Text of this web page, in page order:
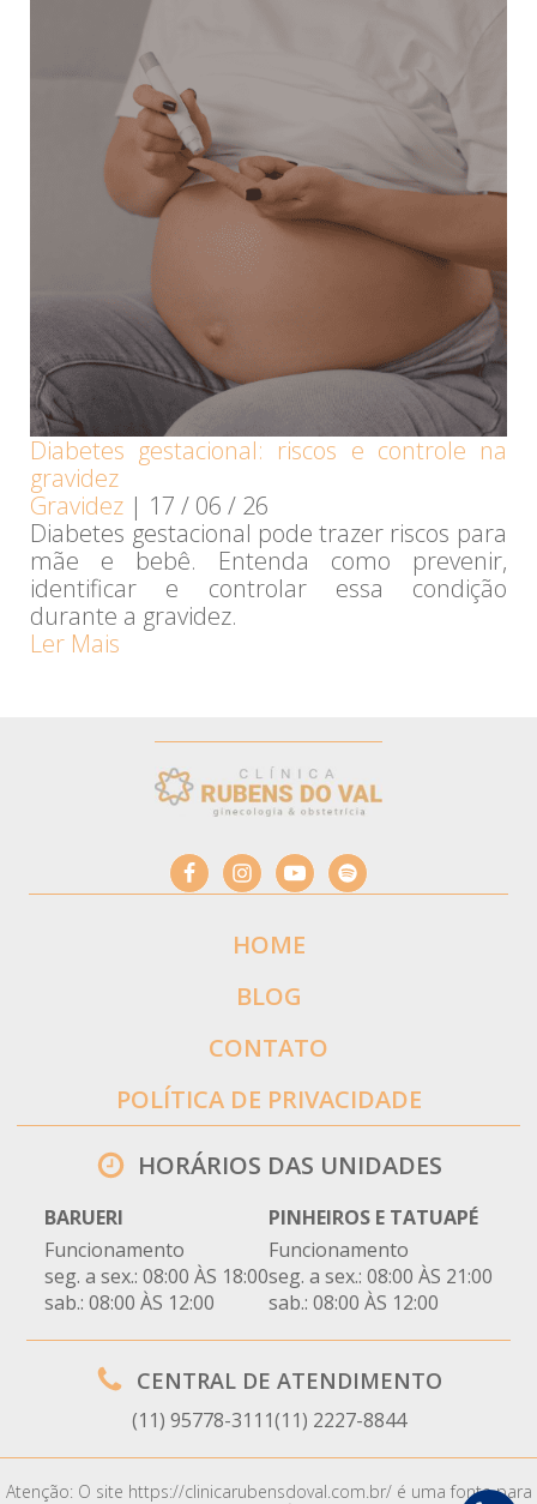
Diabetes gestacional: riscos e controle na
gravidez
Gravidez | 17 / 06 / 26
Diabetes gestacional pode trazer riscos para
mãe e bebê. Entenda como prevenir,
identificar e controlar essa condição
durante a gravidez.
Ler Mais
HOME
BLOG
CONTATO
POLÍTICA DE PRIVACIDADE
HORÁRIOS DAS UNIDADES
BARUERI
Funcionamento
seg. a sex.: 08:00 ÀS 18:00
sab.: 08:00 ÀS 12:00
PINHEIROS E TATUAPÉ
Funcionamento
seg. a sex.: 08:00 ÀS 21:00
sab.: 08:00 ÀS 12:00
CENTRAL DE ATENDIMENTO
(11) 95778-3111(11) 2227-8844
Atenção: O site https://clinicarubensdoval.com.br/ é uma fonte para